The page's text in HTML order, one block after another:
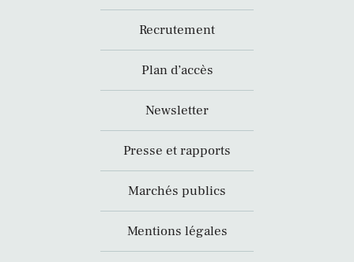
Recrutement
Plan d’accès
Newsletter
Presse et rapports
Marchés publics
Mentions légales